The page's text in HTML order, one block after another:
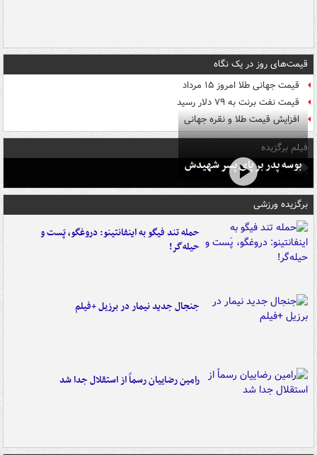
قیمت‌های روز در یک نگاه
قیمت جهانی طلا امروز ۱۵ مرداد
قیمت نفت برنت به ۷۹ دلار رسید
افزایش قیمت طلا و نقره جهانی
فیلم برگزیده
بوسه‌ پدر بر پای پسر شهیدش
برگزیده ورزشی
حمله تند فیگو به اینفانتینو: دروغگو، پَست‌ و
حیله‌گر!
جنجال جدید نیمار در برزیل +فیلم
رامین رضاییان رسماً از استقلال جدا شد